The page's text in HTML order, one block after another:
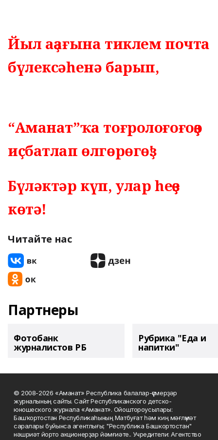
Йыл аҙағына тиклем почта
бүлексәһенә барып,
“Аманат”ҡа тоғролоғоғоҙҙо
иҫбатлап өлгөрөгөҙ!
Бүләктәр күп, улар һеҙҙе
көтә!
Читайте нас
Партнеры
Фотобанк
журналистов РБ
Рубрика "Еда и
напитки"
© 2008-2026 «Аманат» Республика балалар-үҫмерҙәр
журналының сайты. Сайт Республиканского детско-
юношеского журнала «Аманат». Ойоштороусылары:
Башҡортостан Республикаһының Матбуғат һәм киң мәғлүмәт
саралары буйынса агентлығы; "Республика Башкортостан"
нәшриәт йорто акционерҙар йәмғиәте.. Учредители: Агентство